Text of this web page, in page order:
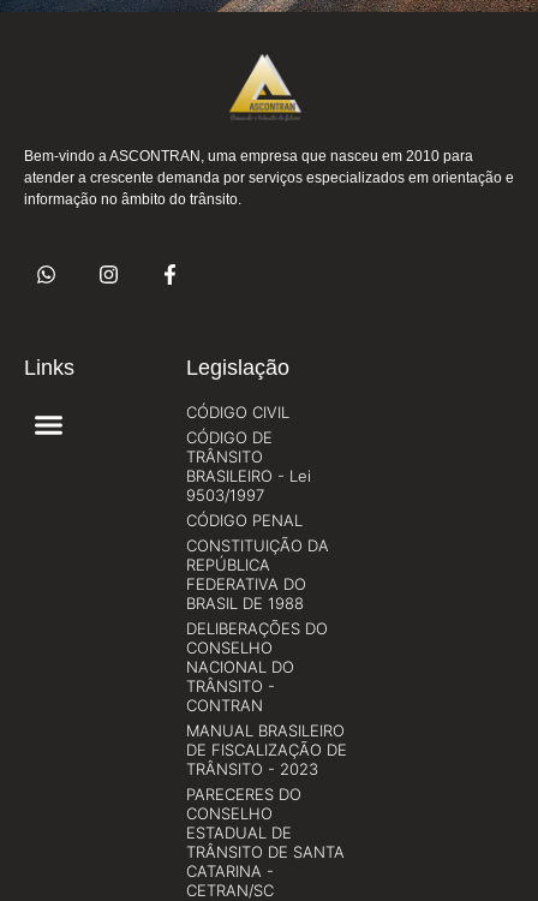
Bem-vindo a ASCONTRAN, uma empresa que nasceu em 2010 para
atender a crescente demanda por serviços especializados em orientação e
informação no âmbito do trânsito.
Links Legislação
CÓDIGO CIVIL
CÓDIGO DE
TRÂNSITO
BRASILEIRO - Lei
9503/1997
CÓDIGO PENAL
CONSTITUIÇÃO DA
REPÚBLICA
FEDERATIVA DO
BRASIL DE 1988
DELIBERAÇÕES DO
CONSELHO
NACIONAL DO
TRÂNSITO -
CONTRAN
MANUAL BRASILEIRO
DE FISCALIZAÇÃO DE
TRÂNSITO - 2023
PARECERES DO
CONSELHO
ESTADUAL DE
TRÂNSITO DE SANTA
CATARINA -
CETRAN/SC